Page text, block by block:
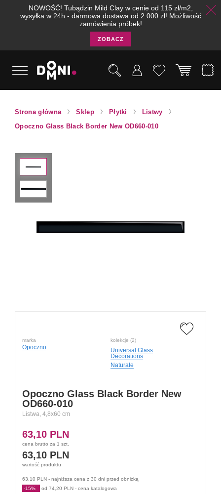
NOWOŚĆ! Tubądzin Mild Clay w cenie od 115 zł/m2,
wysyłka w 24h - darmowa dostawa od 2.000 zł! Możliwość
zamówienia próbek!
ZOBACZ
Strona główna Sklep Płytki
Listwy
Opoczno Glass Black Border New OD660-010
marka
Opoczno
kolekcje (2)
Universal Glass
Decorations
Naturale
Opoczno Glass Black Border New
OD660-010
Listwa, 4,8x60 cm
63,10 PLN
cena brutto za 1 szt.
63,10 PLN
wartość produktu
63,10 PLN - najniższa cena z 30 dni przed obniżką
-15%
od 74,20 PLN - cena katalogowa